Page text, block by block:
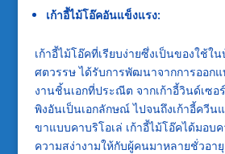
เก้าอี้ไม้โอ๊คอันแข็งแรง:
เก้าอี้ไม้โอ๊คที่เรียบง่ายซึ่งเป็นของใช้ใ
ศตวรรษ ได้รับการพัฒนาจากการออกแ
งานชิ้นเอกที่ประณีต จากเก้าอี้วินด์เซอ
พิงอันเป็นเอกลักษณ์ ไปจนถึงเก้าอี้ควีน
ขาแบบคาบริโอเล่ เก้าอี้ไม้โอ๊คได้มอบ
ความสง่างามให้กับผู้คนมาหลายชั่วอา